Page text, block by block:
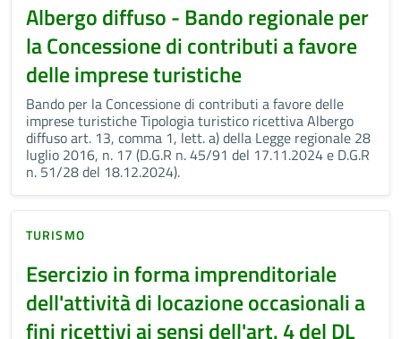
Albergo diffuso - Bando regionale per
la Concessione di contributi a favore
delle imprese turistiche
Bando per la Concessione di contributi a favore delle
imprese turistiche Tipologia turistico ricettiva Albergo
diffuso art. 13, comma 1, lett. a) della Legge regionale 28
luglio 2016, n. 17 (D.G.R n. 45/91 del 17.11.2024 e D.G.R
n. 51/28 del 18.12.2024).
TURISMO
Esercizio in forma imprenditoriale
dell'attività di locazione occasionali a
fini ricettivi ai sensi dell'art. 4 del DL